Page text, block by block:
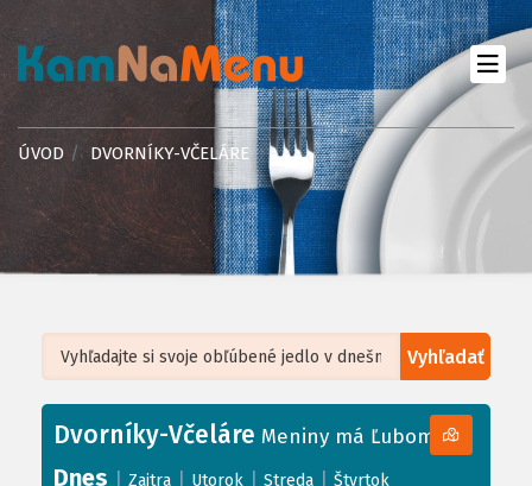
ÚVOD DVORNÍKY-VČELÁRE
Vyhľadať
+
−
Leaflet| ©OpenStreetMap, Tiles courtesy ofHumanitarian OpenStreetMap
Dvorníky-Včeláre Meniny má Ľubomíra
Dnes Zajtra Utorok Streda Štvrtok